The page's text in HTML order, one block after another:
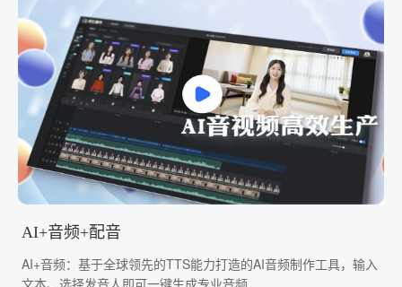
AI+音频+配音
AI+音频：基于全球领先的TTS能力打造的AI音频制作工具，输入